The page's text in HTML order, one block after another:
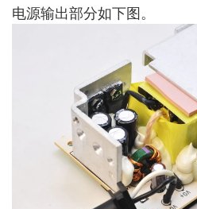
电源输出部分如下图。